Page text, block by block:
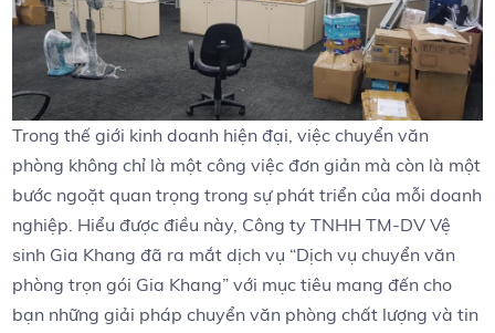
Trong thế giới kinh doanh hiện đại, việc chuyển văn
phòng không chỉ‌ là một công việc ⁣đơn giản mà còn là một
bước ⁤ngoặt​ quan trọng trong⁤ sự‍ phát triển của​ mỗi doanh
nghiệp. Hiểu được ​điều này,‍ Công ty TNHH TM-DV Vệ
sinh Gia Khang ‌đã ⁢ra mắt dịch vụ “Dịch vụ chuyển văn
phòng trọn‍ gói Gia Khang” ​với ⁣mục tiêu mang đến cho
bạn‌ những giải pháp chuyển văn phòng chất ⁢lượng và tin